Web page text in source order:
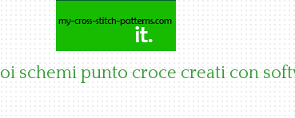
schemi punto croce creati con